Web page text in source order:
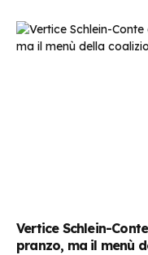
Vertice Schlein-
pranzo, ma il menù